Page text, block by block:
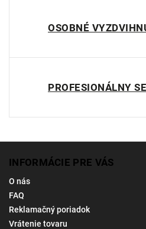
OSOBNÉ
PROFESIONÁLNY
INFORMÁCIE PRE VÁS
O nás
FAQ
Reklamačný poriadok
Vrátenie tovaru